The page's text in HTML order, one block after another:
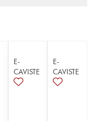
E-
CAVISTE
E-
CAVISTE